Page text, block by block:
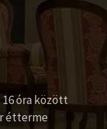
16 óra között
étterme